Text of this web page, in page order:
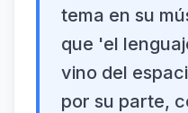
tema en su
que 'el
vino del
por su parte,